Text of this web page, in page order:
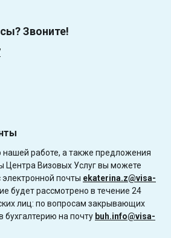
Звоните!
работе, а также предложения
Центра Визовых Услуг вы можете
почты ekaterina.z@visa-
будет рассмотрено в течение 24
лиц: по вопросам закрывающих
бухгалтерию на почту buh.info@visa-